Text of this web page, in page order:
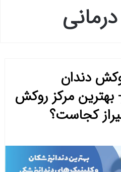
روکش دندان
بهترین مرکز روکش
کجاست؟